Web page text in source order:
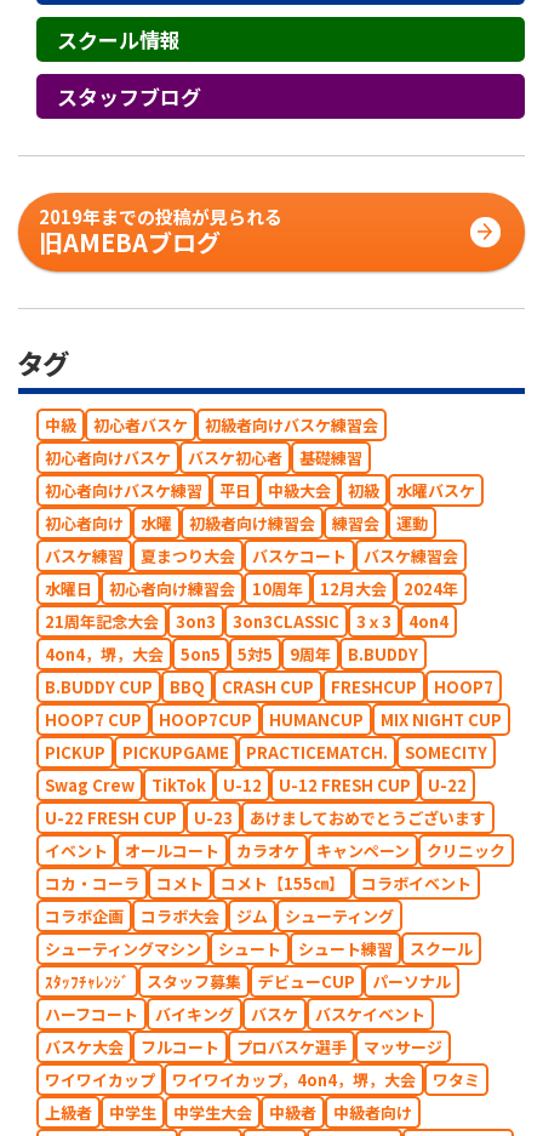
スクール情報
スタッフブログ
2019年までの投稿が見られる
旧AMEBAブログ
タグ
中級 初心者バスケ
初級者向けバスケ練習会
初心者向けバスケ
バスケ初心者
基礎練習
初心者向けバスケ練習
平日 中級大会 初級
水曜バスケ
初心者向け
水曜 初級者向け練習会 練習会
運動
バスケ練習
夏まつり大会 バスケコート
バスケ練習会
水曜日
初心者向け練習会 10周年 12月大会
2024年
21周年記念大会
3on3 3on3CLASSIC 3ｘ3
4on4
4on4，堺，大会
5on5 5対5 9周年
B.BUDDY
B.BUDDY CUP
BBQ CRASH CUP FRESHCUP
HOOP7
HOOP7 CUP
HOOP7CUP HUMANCUP
MIX NIGHT CUP
PICKUP
PICKUPGAME PRACTICEMATCH.
SOMECITY
Swag Crew
TikTok U-12 U-12 FRESH CUP
U-22
U-22 FRESH CUP
U-23
あけましておめでとうございます
イベント
オールコート カラオケ キャンペーン
クリニック
コカ・コーラ
コメト コメト【155㎝】
コラボイベント
コラボ企画
コラボ大会 ジム
シューティング
シューティングマシン
シュート シュート練習
スクール
ｽﾀｯﾌﾁｬﾚﾝｼﾞ
スタッフ募集 デビューCUP
パーソナル
ハーフコート
バイキング バスケ
バスケイベント
バスケ大会
フルコート プロバスケ選手
マッサージ
ワイワイカップ
ワイワイカップ，4on4，堺，大会
ワタミ
上級者
中学生 中学生大会 中級者
中級者向け